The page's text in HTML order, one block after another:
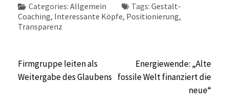
Categories: Allgemein Tags: Gestalt-
Coaching, Interessante Köpfe, Positionierung,
Transparenz
Beitragsnavigation
Firmgruppe leiten als
Weitergabe des Glaubens
Energiewende: „Alte
fossile Welt finanziert die
neue“